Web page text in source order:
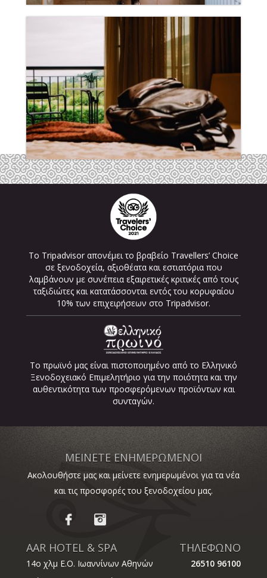
Το Tripadvisor απονέμει το βραβείο Travellers’ Choice
σε ξενοδοχεία, αξιοθέατα και εστιατόρια που
λαμβάνουν με συνέπεια εξαιρετικές κριτικές από τους
ταξιδιώτες και κατατάσσονται εντός του κορυφαίου
10% των επιχειρήσεων στο Tripadvisor.
Το πρωϊνό μας είναι πιστοποιημένο από το Ελληνικό
Ξενοδοχειακό Επιμελητήριο για την ποιότητα και την
αυθεντικότητα των προσφερόμενων προϊόντων και
συνταγών.
ΜΕΙΝΕΤΕ ΕΝΗΜΕΡΩΜΕΝΟΙ
Ακολουθήστε μας και μείνετε ενημερωμένοι για τα νέα
και τις προσφορές του ξενοδοχείου μας.
AAR HOTEL & SPA
14ο χλμ Ε.Ο. Ιωαννίνων Αθηνών
ΤΗΛΕΦΩΝΟ
26510 96100